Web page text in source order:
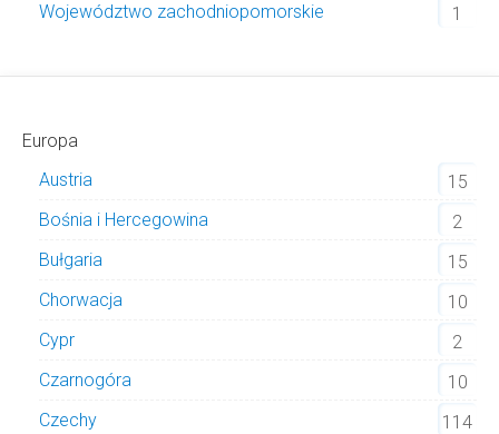
Województwo zachodniopomorskie 1
Europa
Austria
15
Bośnia i Hercegowina
2
Bułgaria
15
Chorwacja
10
Cypr
2
Czarnogóra
10
Czechy
114